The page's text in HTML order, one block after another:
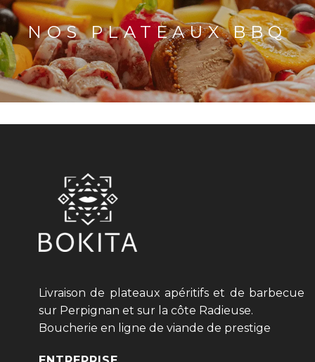
NOS PLATEAUX BBQ
Livraison de plateaux apéritifs et de barbecue
sur Perpignan et sur la côte Radieuse.
Boucherie en ligne de viande de prestige